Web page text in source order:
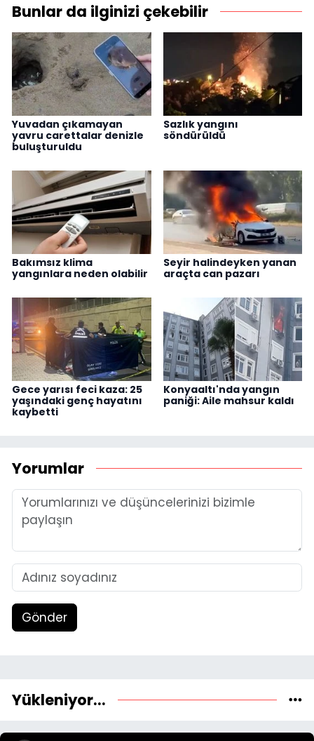
Bunlar da ilginizi çekebilir
Yuvadan çıkamayan
yavru carettalar denizle
buluşturuldu
Sazlık yangını
söndürüldü
Bakımsız klima
yangınlara neden olabilir
Seyir halindeyken yanan
araçta can pazarı
Gece yarısı feci kaza: 25
yaşındaki genç hayatını
kaybetti
Konyaaltı'nda yangın
paniği: Aile mahsur kaldı
Yorumlar
Gönder
Yükleniyor...